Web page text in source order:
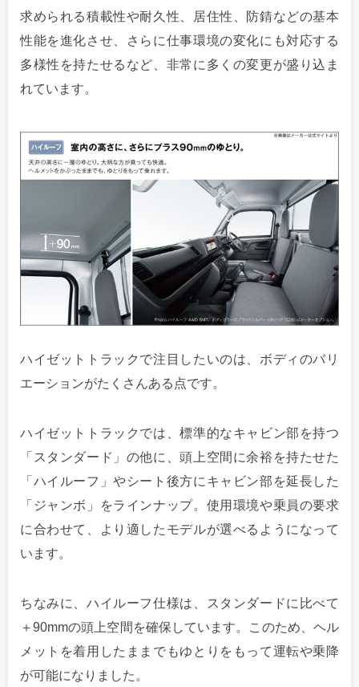
求められる積載性や耐久性、居住性、防錆などの基本
性能を進化させ、さらに仕事環境の変化にも対応する
多様性を持たせるなど、非常に多くの変更が盛り込ま
れています。
ハイゼットトラックで注目したいのは、ボディのバリ
エーションがたくさんある点です。
ハイゼットトラックでは、標準的なキャビン部を持つ
「スタンダード」の他に、頭上空間に余裕を持たせた
「ハイルーフ」やシート後方にキャビン部を延長した
「ジャンボ」をラインナップ。使用環境や乗員の要求
に合わせて、より適したモデルが選べるようになって
います。
ちなみに、ハイルーフ仕様は、スタンダードに比べて
＋90mmの頭上空間を確保しています。このため、ヘル
メットを着用したままでもゆとりをもって運転や乗降
が可能になりました。